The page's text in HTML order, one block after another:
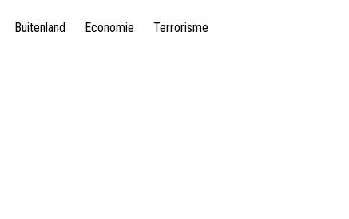
Buitenland Economie Terrorisme